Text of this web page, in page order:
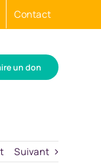
Contact
un don
Suivant